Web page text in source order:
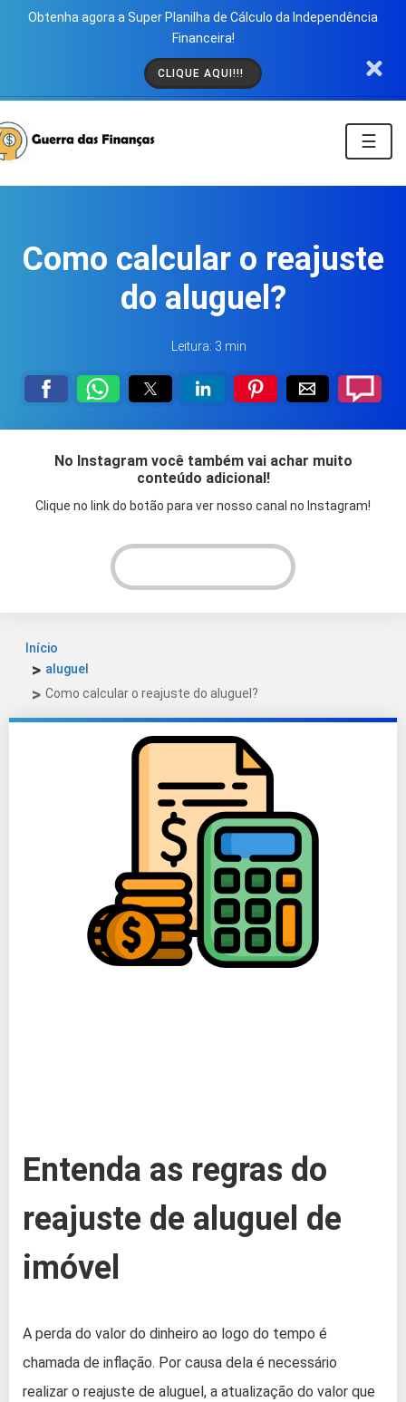
Obtenha agora a Super Planilha de Cálculo da Independência
Financeira!
CLIQUE AQUI!!!
☰
Como calcular o reajuste
do aluguel?
Leitura: 3 min
No Instagram você também vai achar muito
conteúdo adicional!
Clique no link do botão para ver nosso canal no Instagram!
Início
aluguel
Como calcular o reajuste do aluguel?
Entenda as regras do
reajuste de aluguel de
imóvel
A perda do valor do dinheiro ao logo do tempo é
chamada de inflação. Por causa dela é necessário
realizar o reajuste de aluguel, a atualização do valor que